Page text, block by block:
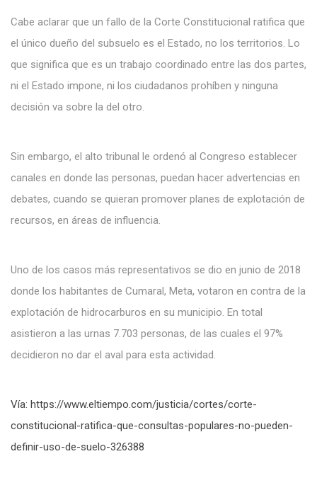
Cabe aclarar que un fallo de la Corte Constitucional ratifica que
el único dueño del subsuelo es el Estado, no los territorios. Lo
que significa que es un trabajo coordinado entre las dos partes,
ni el Estado impone, ni los ciudadanos prohíben y ninguna
decisión va sobre la del otro.
Sin embargo, el alto tribunal le ordenó al Congreso establecer
canales en donde las personas, puedan hacer advertencias en
debates, cuando se quieran promover planes de explotación de
recursos, en áreas de influencia.
Uno de los casos más representativos se dio en junio de 2018
donde los habitantes de Cumaral, Meta, votaron en contra de la
explotación de hidrocarburos en su municipio. En total
asistieron a las urnas 7.703 personas, de las cuales el 97%
decidieron no dar el aval para esta actividad.
Vía: https://www.eltiempo.com/justicia/cortes/corte-
constitucional-ratifica-que-consultas-populares-no-pueden-
definir-uso-de-suelo-326388